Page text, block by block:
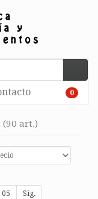
0
(90 art.)
05 Sig.